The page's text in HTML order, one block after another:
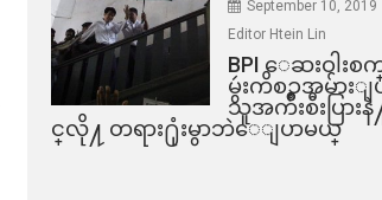
September 10, 2019
Editor Htein Lin
BPI ​ေဆးဝါးစ
မွဴးကိစၥအမ်ား
သူအက်ိဳးစီးပြား
င္​လို႔ တရား႐ုံးမွာဘဲေျပာမယ္​